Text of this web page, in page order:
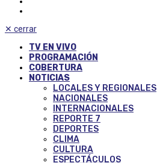
✕ cerrar
TV EN VIVO
PROGRAMACIÓN
COBERTURA
NOTICIAS
LOCALES Y REGIONALES
NACIONALES
INTERNACIONALES
REPORTE 7
DEPORTES
CLIMA
CULTURA
ESPECTÁCULOS